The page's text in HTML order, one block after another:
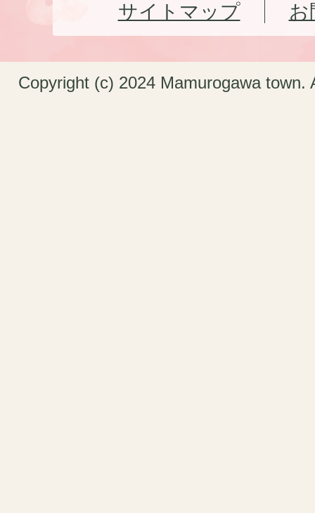
サイトマップ お
Copyright (c) 2024 Mamurogawa town.